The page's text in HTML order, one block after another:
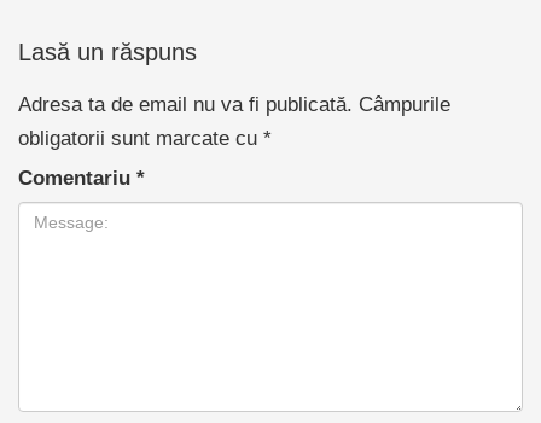
Lasă un răspuns
Adresa ta de email nu va fi publicată. Câmpurile
obligatorii sunt marcate cu *
Comentariu *